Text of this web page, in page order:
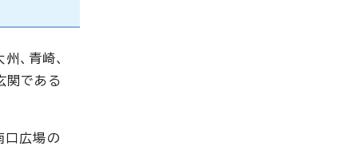
、青崎、
関である
口広場の